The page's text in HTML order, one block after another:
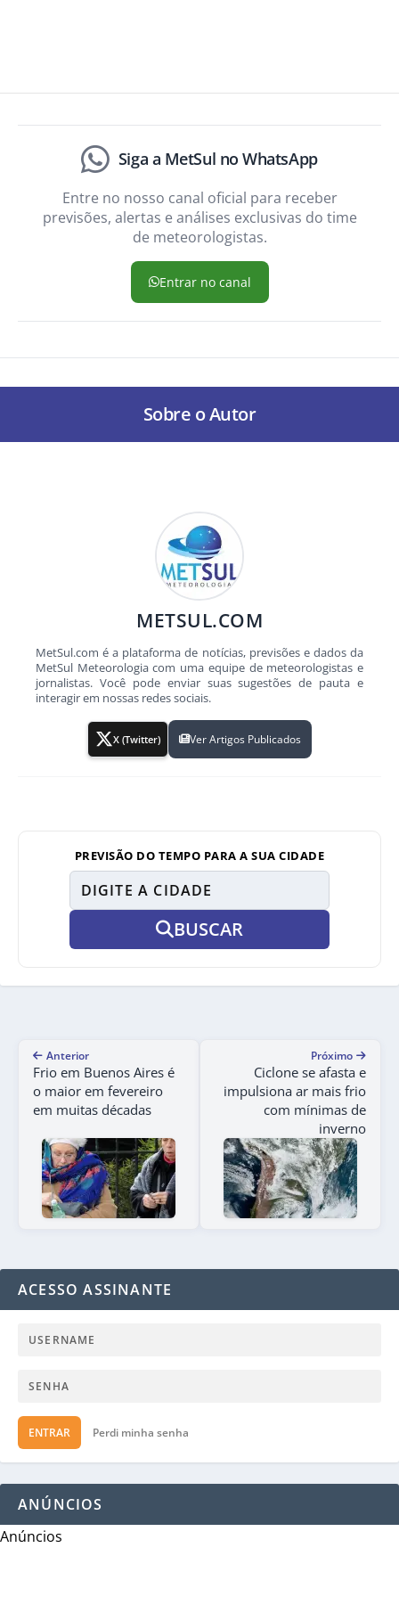
Siga a MetSul no WhatsApp
Entre no nosso canal oficial para receber
previsões, alertas e análises exclusivas do time
de meteorologistas.
Entrar no canal
Sobre o Autor
METSUL.COM
MetSul.com é a plataforma de notícias, previsões e dados da
MetSul Meteorologia com uma equipe de meteorologistas e
jornalistas. Você pode enviar suas sugestões de pauta e
interagir em nossas redes sociais.
X (Twitter) Ver Artigos Publicados
PREVISÃO DO TEMPO PARA A SUA CIDADE
BUSCAR
Anterior
Frio em Buenos Aires é
o maior em fevereiro
em muitas décadas
Próximo
Ciclone se afasta e
impulsiona ar mais frio
com mínimas de
inverno
ACESSO ASSINANTE
ENTRAR Perdi minha senha
ANÚNCIOS
Anúncios